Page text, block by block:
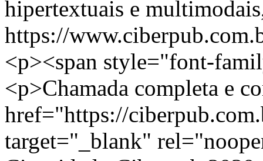
hipertextuais e
https://
<p><span style="font-
<p>Chamada completa e
href="https://
target="_blank"